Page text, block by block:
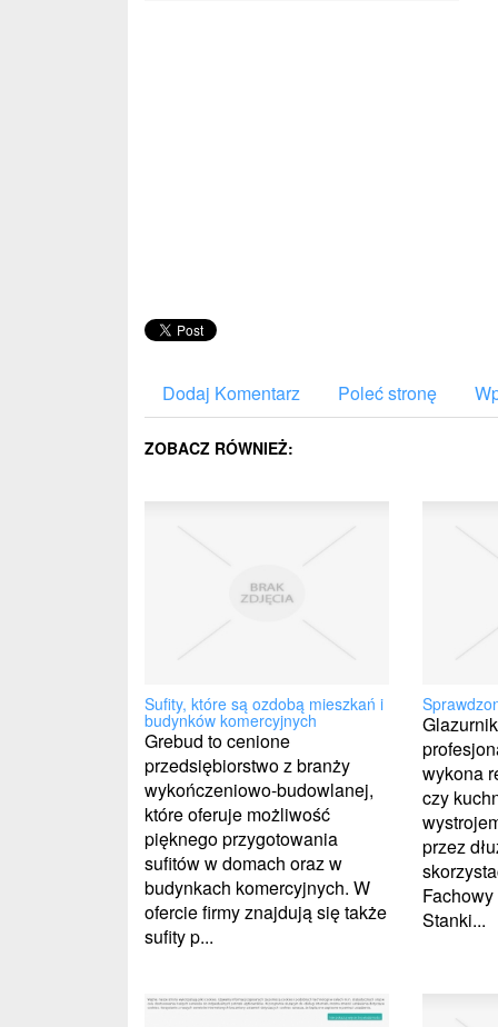
Dodaj Komentarz Poleć stronę
ZOBACZ RÓWNIEŻ:
Sufity, które są ozdobą mieszkań i
budynków komercyjnych
Grebud to cenione
przedsiębiorstwo z branży
wykończeniowo-budowlanej,
które oferuje możliwość
pięknego przygotowania
sufitów w domach oraz w
budynkach komercyjnych. W
ofercie firmy znajdują się także
sufity p...
wykona
czy
przez
Stanki...